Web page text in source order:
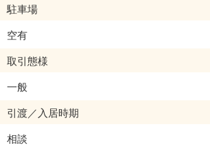
駐車場
空有
取引態様
一般
引渡／入居時期
相談